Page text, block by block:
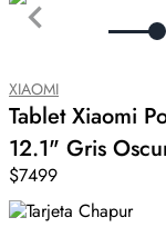
XIAOMI
Tablet Xiaomi
12.1" Gris
$7499